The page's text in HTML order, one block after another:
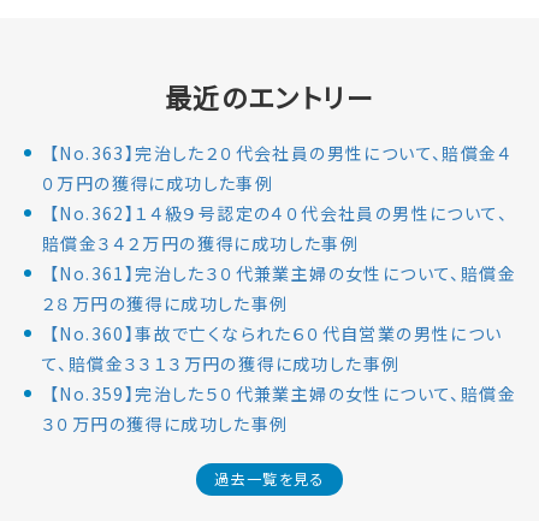
最近のエントリー
【No.363】完治した２０代会社員の男性について、賠償金４
０万円の獲得に成功した事例
【No.362】１４級９号認定の４０代会社員の男性について、
賠償金３４２万円の獲得に成功した事例
【No.361】完治した３０代兼業主婦の女性について、賠償金
２８万円の獲得に成功した事例
【No.360】事故で亡くなられた６０代自営業の男性につい
て、賠償金３３１３万円の獲得に成功した事例
【No.359】完治した５０代兼業主婦の女性について、賠償金
３０万円の獲得に成功した事例
過去一覧を見る